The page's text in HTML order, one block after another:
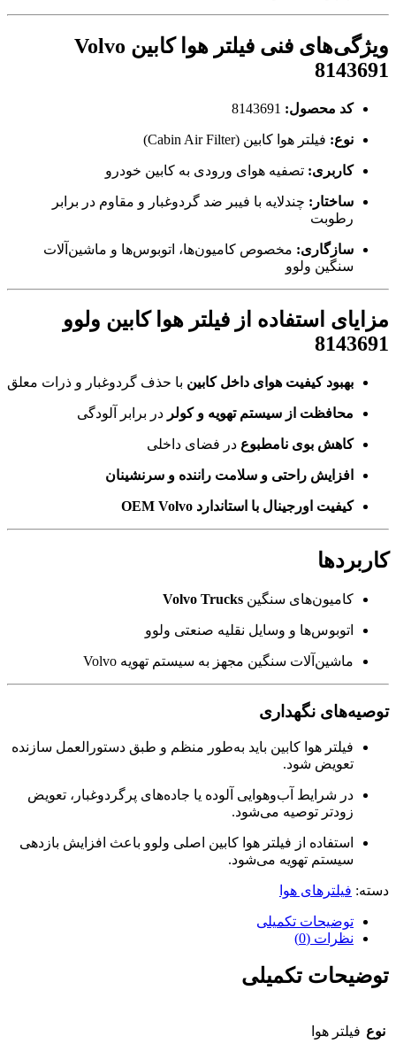
ویژگی‌های فنی فیلتر هوا کابین Volvo
8143691
کد محصول:
نوع: فیلتر هوا کابین (Cabin Air Filter)
کاربری: تصفیه هوای ورودی به کابین خودرو
ساختار: چندلایه با فیبر ضد گردوغبار و مقاوم در برابر
رطوبت
سازگاری: مخصوص کامیون‌ها، اتوبوس‌ها و ماشین‌آلات
سنگین ولوو
مزایای استفاده از فیلتر هوا کابین ولوو
8143691
بهبود کیفیت هوای داخل کابین با حذف گردوغبار و ذرات معلق
محافظت از سیستم تهویه و کولر در برابر آلودگی
کاهش بوی نامطبوع در فضای داخلی
افزایش راحتی و سلامت راننده و سرنشینان
کیفیت اورجینال با استاندارد OEM Volvo
کاربردها
کامیون‌های سنگین Volvo Trucks
اتوبوس‌ها و وسایل نقلیه صنعتی ولوو
ماشین‌آلات سنگین مجهز به سیستم تهویه Volvo
توصیه‌های نگهداری
فیلتر هوا کابین باید به‌طور منظم و طبق دستورالعمل سازنده
تعویض شود.
در شرایط آب‌و‌هوایی آلوده یا جاده‌های پرگردوغبار، تعویض
زودتر توصیه می‌شود.
استفاده از فیلتر هوا کابین اصلی ولوو باعث افزایش بازدهی
سیستم تهویه می‌شود.
دسته: فیلترهای هوا
توضیحات تکمیلی
نظرات (0)
توضیحات تکمیلی
نوع فیلتر هوا